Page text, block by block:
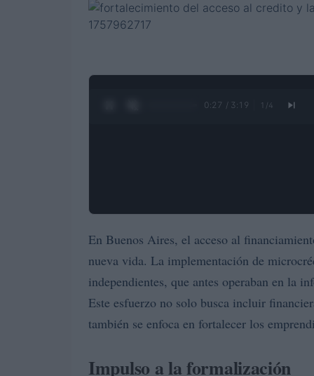
0:28 / 3:19 1 /4
En Buenos Aires, el acceso al
nueva vida. La implementación de
independientes, que antes operaban en la
Este esfuerzo no solo busca incluir
también se enfoca en fortalecer los
Impulso a la formalización